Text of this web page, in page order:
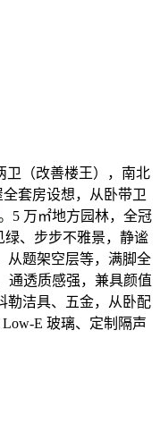
卫（改善楼王），南北
套房设想，从卧带卫
5 万㎡地方园林，全冠
绿、步步不雅景，静谧
从题架空层等，满脚全
通透质感强，兼具颜值
勒洁具、五金，从卧配
E 玻璃、定制隔声